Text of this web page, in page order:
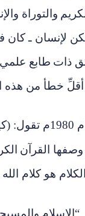
والتوراة
لإنسان ـ كان
ذات طابع
خطأ من هذه
القرآن
هو كلام
“الإسلام